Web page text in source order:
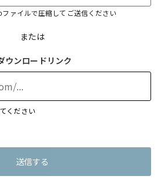
ァイルで圧縮してご送信ください
または
ウンロードリンク
ください
送信する